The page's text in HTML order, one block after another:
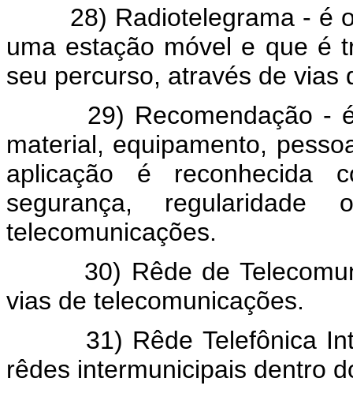
28) Radiotelegrama - é o
uma estação móvel e que é
seu percurso, através de vias
29) Recomendação - é
material, equipamento,
aplicação é reconhecida
segurança,
telecomunicações.
30) Rêde de
vias de telecomunicações.
31) Rêde Telefônica
rêdes intermunicipais dentro